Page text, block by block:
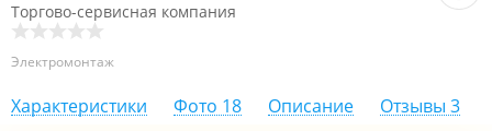
Торгово-сервисная компания
Электромонтаж
Характеристики Фото 18 Описание Отзывы 3